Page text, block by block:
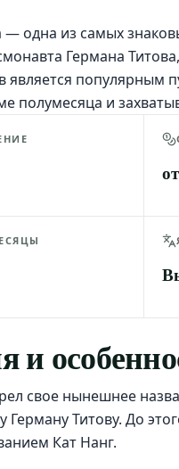
— одна из самых
Германа
является
полумесяца и
и
свое нынешнее
Герману Титову. До
Кат Нанг.